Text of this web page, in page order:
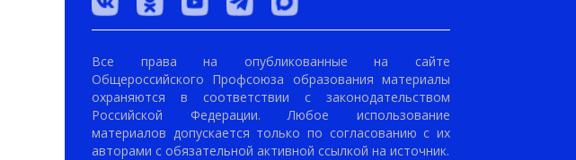
Все права на опубликованные на сайте
Общероссийского Профсоюза образования материалы
охраняются в соответствии с законодательством
Российской Федерации. Любое использование
материалов допускается только по согласованию с их
авторами с обязательной активной ссылкой на источник.